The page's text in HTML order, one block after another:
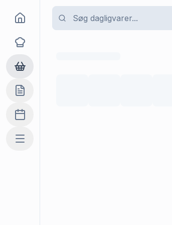
Goma
Opskrifter
Dagligvarer
Indkøbslisten
Madplan
Mere